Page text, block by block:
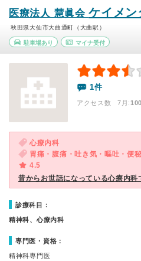
医療法人 慧眞会ケイメン
秋田県大仙市大曲通町（大曲駅）
駐車場あり マイナ受付
1件
アクセス数 7月:100
心療内科
胃痛・腹痛・吐き気・嘔吐・便
4.5
昔からお世話になっている心療内科
診療科目：
精神科、心療内科
専門医・資格：
精神科専門医